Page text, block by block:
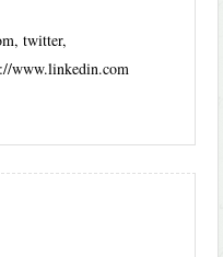
twitter,
www.linkedin.com